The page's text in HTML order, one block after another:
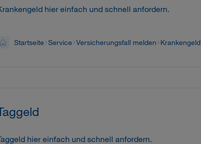
hier einfach und schnell anfordern.
Startseite Service Versicherungsfall melden Krankengeld
hier einfach und schnell anfordern.